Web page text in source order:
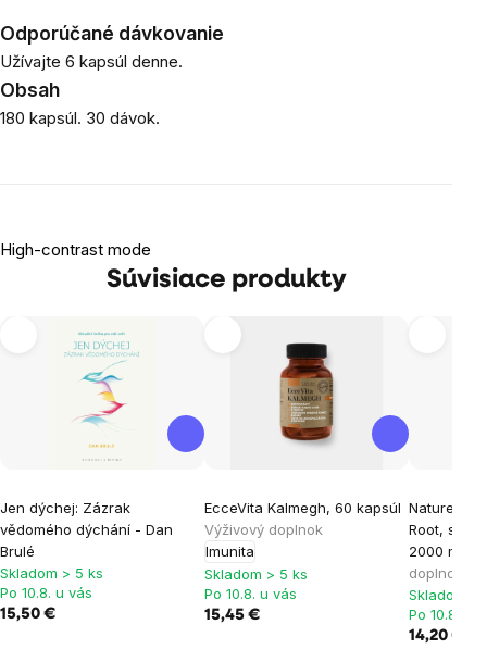
Odporúčané dávkovanie
Užívajte 6 kapsúl denne.
Obsah
180 kapsúl. 30 dávok.
High-contrast mode
Súvisiace produkty
Jen dýchej: Zázrak
vědomého dýchání - Dan
Brulé
Skladom > 5 ks
Po 10.8. u vás
15,50 €
EcceVita Kalmegh, 60 kapsúl
Výživový doplnok
Imunita
Skladom > 5 ks
Po 10.8. u vás
15,45 €
Nature's
Root,
2000 mg,
doplnok
Skladom >
Po 10.8. u
14,20 €